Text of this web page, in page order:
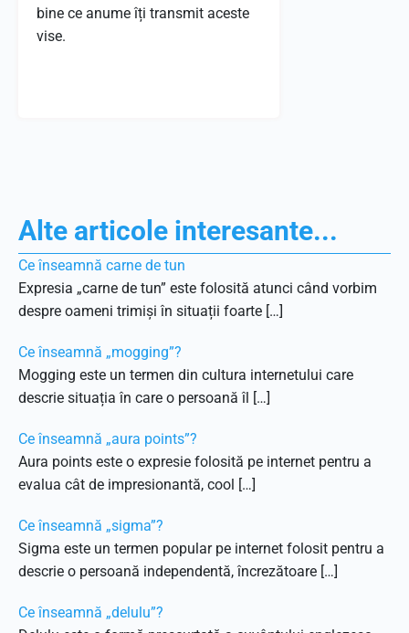
bine ce anume îți transmit aceste
vise.
Alte articole interesante...
Ce înseamnă carne de tun
Expresia „carne de tun” este folosită atunci când vorbim
despre oameni trimiși în situații foarte […]
Ce înseamnă „mogging”?
Mogging este un termen din cultura internetului care
descrie situația în care o persoană îl […]
Ce înseamnă „aura points”?
Aura points este o expresie folosită pe internet pentru a
evalua cât de impresionantă, cool […]
Ce înseamnă „sigma”?
Sigma este un termen popular pe internet folosit pentru a
descrie o persoană independentă, încrezătoare […]
Ce înseamnă „delulu”?